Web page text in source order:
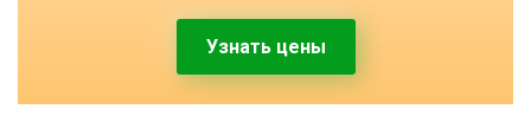
Узнать цены